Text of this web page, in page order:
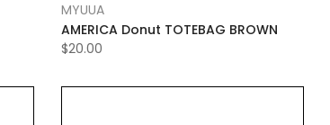
MYUUA
AMERICA Donut TOTEBAG BROWN
$20.00